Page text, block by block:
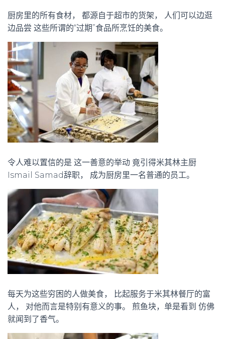
厨房里的所有食材， 都源自于超市的货架， 人们可以边逛
边品尝 这些所谓的“过期”食品所烹饪的美食。
令人难以置信的是 这一善意的举动 竟引得米其林主厨
Ismail Samad辞职， 成为厨房里一名普通的员工。
每天为这些穷困的人做美食， 比起服务于米其林餐厅的富
人， 对他而言是特别有意义的事。 煎鱼块，单是看到 仿佛
就闻到了香气。